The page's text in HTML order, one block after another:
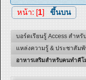
หน้า: [1] ขึ้นบน
บอร์ดเรียนรู้ Access สำหรั
แหล่งความรู้ & ประชาสัม
อาหารเสริมสำหรับคนทำคี